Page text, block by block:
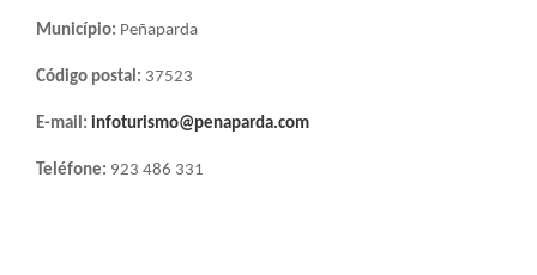
Município: Peñaparda
Código postal: 37523
E-mail: infoturismo@penaparda.com
Teléfone: 923 486 331